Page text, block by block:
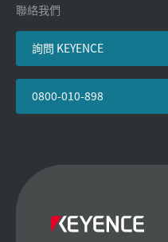
聯絡我們
詢問 KEYENCE
0800-010-898